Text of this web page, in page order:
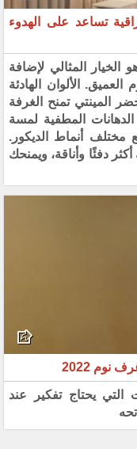
تساعد على الهدوء
المثالي لإضافة
الألوان الهادئة
المينتي تمنح الغرفة
المطفية لمسة
أنماط الديكور.
دفئًا وأناقة، ويمنحك
2022
التي يحتاج تفكير عند